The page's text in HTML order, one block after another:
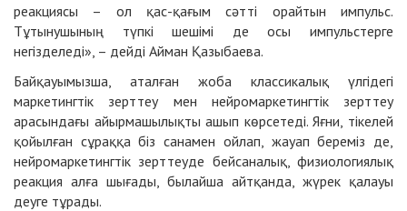
реакциясы – ол қас-қағым сәтті орайтын импульс.
Тұтынушының түпкі шешімі де осы импульстерге
негізделеді», – дейді Айман Қазыбаева.
Байқауымызша, аталған жоба классикалық үлгідегі
маркетингтік зерттеу мен нейромаркетингтік зерттеу
арасындағы айырмашылықты ашып көрсетеді. Яғни, тікелей
қойылған сұраққа біз санамен ойлап, жауап береміз де,
нейромаркетингтік зерттеуде бейсаналық, физиологиялық
реакция алға шығады, былайша айтқанда, жүрек қалауы
деуге тұрады.